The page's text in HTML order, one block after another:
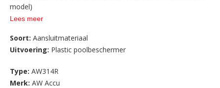
model)
Lees meer
Soort: Aansluitmateriaal
Uitvoering: Plastic poolbeschermer
Type: AW314R
Merk: AW Accu